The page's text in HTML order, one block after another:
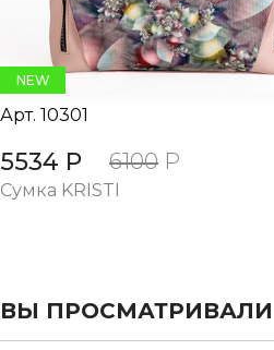
NEW
Арт. 10301
5534 Р 6100 Р
Сумка KRISTI
ВЫ ПРОСМАТРИВАЛИ